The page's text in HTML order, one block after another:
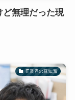
ど無理だった現
IT業界の豆知識